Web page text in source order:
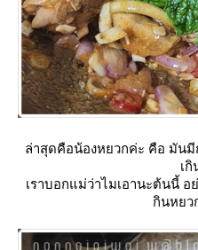
ล่าสุดคือน้องหยวกค่ะ คือ มัน
เกิ
เราบอกแม่ว่าไมเอานะต้นนี้ อ
กินหยว